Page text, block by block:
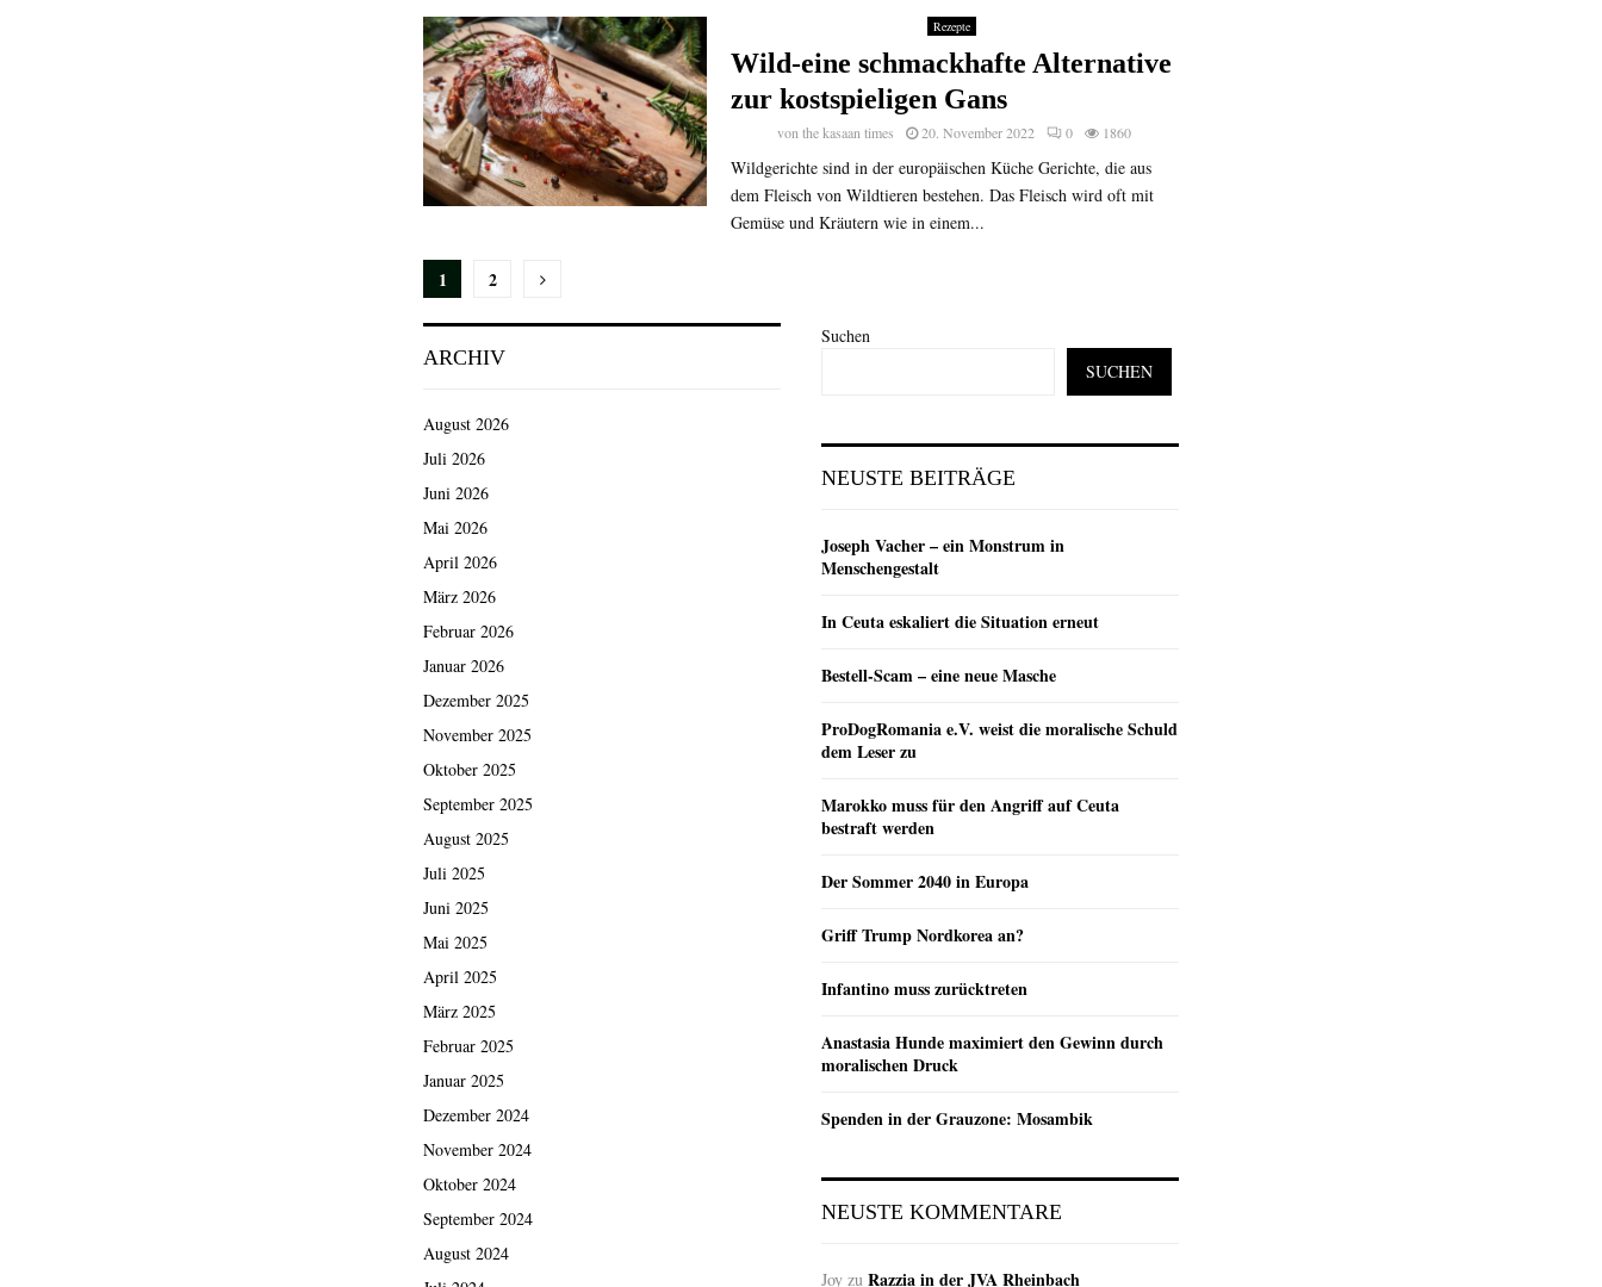
Rezepte
Wild-eine schmackhafte Alternative
zur kostspieligen Gans
vonthe kasaan times 20. November 2022 0 1860
Wildgerichte sind in der europäischen Küche Gerichte, die aus
dem Fleisch von Wildtieren bestehen. Das Fleisch wird oft mit
Gemüse und Kräutern wie in einem...
Seitennummerierung
der
Beiträge
1 2
ARCHIV
August 2026
Juli 2026
Juni 2026
Mai 2026
April 2026
März 2026
Februar 2026
Januar 2026
Dezember 2025
November 2025
Oktober 2025
September 2025
August 2025
Juli 2025
Juni 2025
Mai 2025
April 2025
März 2025
Februar 2025
Januar 2025
Dezember 2024
November 2024
Oktober 2024
September 2024
August 2024
Suchen
SUCHEN
NEUSTE BEITRÄGE
Joseph Vacher – ein Monstrum in
Menschengestalt
In Ceuta eskaliert die Situation erneut
Bestell-Scam – eine neue Masche
ProDogRomania e.V. weist die moralische Schuld
dem Leser zu
Marokko muss für den Angriff auf Ceuta
bestraft werden
Der Sommer 2040 in Europa
Griff Trump Nordkorea an?
Infantino muss zurücktreten
Anastasia Hunde maximiert den Gewinn durch
moralischen Druck
Spenden in der Grauzone: Mosambik
NEUSTE KOMMENTARE
Joy zu Razzia in der JVA Rheinbach